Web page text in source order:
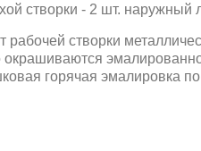
створки - 2 шт. наружный
створки
горячая эмалировка по